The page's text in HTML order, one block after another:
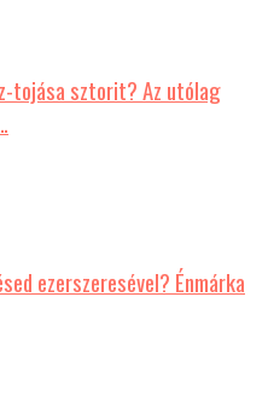
tojása sztorit? Az utólag
ezerszeresével? Énmárka